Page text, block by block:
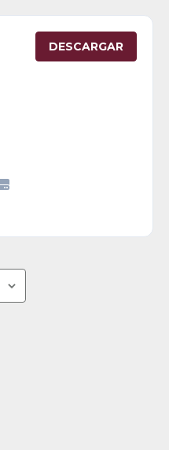
DESCARGAR